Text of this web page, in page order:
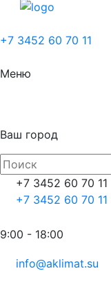
+7 3452 60 70 11
Меню
Ваш город
+7 3452 60 70 11
+7 3452 60 70 11
9:00 - 18:00
info@aklimat.su